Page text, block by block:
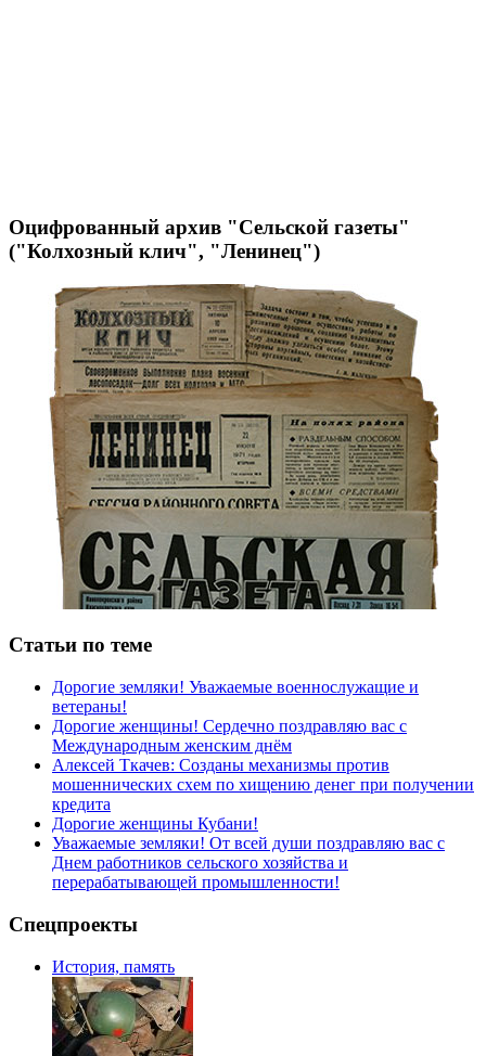
Оцифрованный архив "Сельской газеты"
("Колхозный клич", "Ленинец")
Статьи по теме
Дорогие земляки! Уважаемые военнослужащие и
ветераны!
Дорогие женщины! Сердечно поздравляю вас с
Международным женским днём
Алексей Ткачев: Созданы механизмы против
мошеннических схем по хищению денег при получении
кредита
Дорогие женщины Кубани!
Уважаемые земляки! От всей души поздравляю вас с
Днем работников сельского хозяйства и
перерабатывающей промышленности!
Спецпроекты
История, память